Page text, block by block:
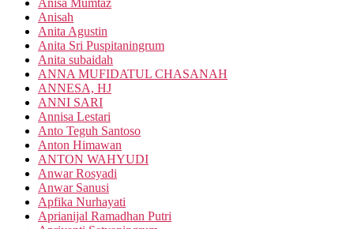
Anisa Mumtaz
Anisah
Anita Agustin
Anita Sri Puspitaningrum
Anita subaidah
ANNA MUFIDATUL CHASANAH
ANNESA, HJ
ANNI SARI
Annisa Lestari
Anto Teguh Santoso
Anton Himawan
ANTON WAHYUDI
Anwar Rosyadi
Anwar Sanusi
Apfika Nurhayati
Aprianijal Ramadhan Putri